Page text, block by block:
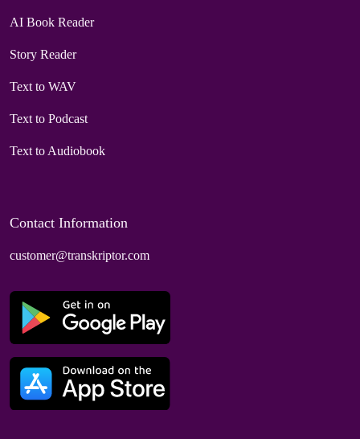
AI Book Reader
Story Reader
Text to WAV
Text to Podcast
Text to Audiobook
Contact Information
customer@transkriptor.com